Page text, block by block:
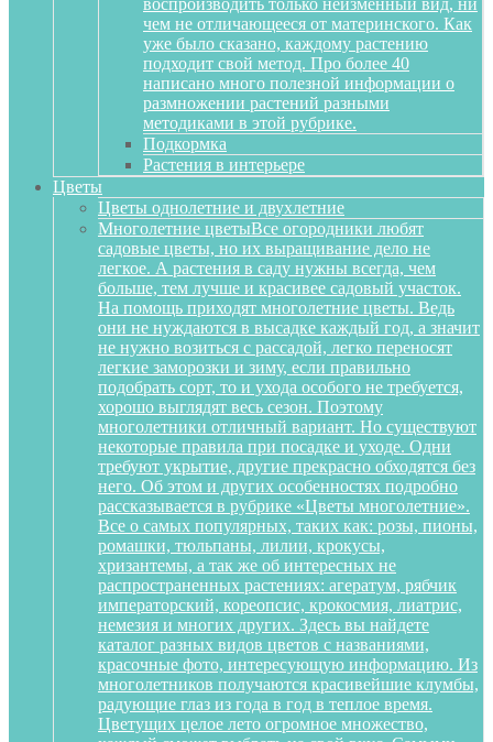
воспроизводить только неизменный вид, ни
чем не отличающееся от материнского. Как
уже было сказано, каждому растению
подходит свой метод. Про более 40
написано много полезной информации о
размножении растений разными
методиками в этой рубрике.
Подкормка
Растения в интерьере
Цветы
Цветы однолетние и двухлетние
Многолетние цветыВсе огородники любят
садовые цветы, но их выращивание дело не
легкое. А растения в саду нужны всегда, чем
больше, тем лучше и красивее садовый участок.
На помощь приходят многолетние цветы. Ведь
они не нуждаются в высадке каждый год, а значит
не нужно возиться с рассадой, легко переносят
легкие заморозки и зиму, если правильно
подобрать сорт, то и ухода особого не требуется,
хорошо выглядят весь сезон. Поэтому
многолетники отличный вариант. Но существуют
некоторые правила при посадке и уходе. Одни
требуют укрытие, другие прекрасно обходятся без
него. Об этом и других особенностях подробно
рассказывается в рубрике «Цветы многолетние».
Все о самых популярных, таких как: розы, пионы,
ромашки, тюльпаны, лилии, крокусы,
хризантемы, а так же об интересных не
распространенных растениях: агератум, рябчик
императорский, кореопсис, крокосмия, лиатрис,
немезия и многих других. Здесь вы найдете
каталог разных видов цветов с названиями,
красочные фото, интересующую информацию. Из
многолетников получаются красивейшие клумбы,
радующие глаз из года в год в теплое время.
Цветущих целое лето огромное множество,